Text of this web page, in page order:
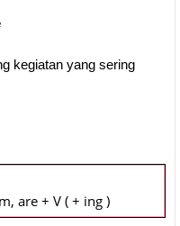
kegiatan yang sering
are + V ( + ing )